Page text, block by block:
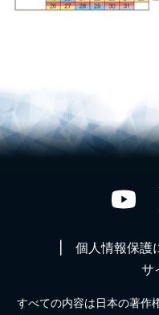
個人情報保護
サ
すべての内容は日本の著作